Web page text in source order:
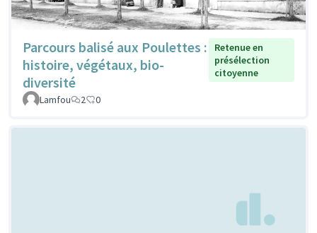
Parcours balisé aux Poulettes :
histoire, végétaux, bio-
diversité
Retenue en
présélection
citoyenne
Lamfou 2 0